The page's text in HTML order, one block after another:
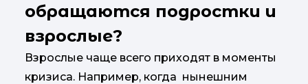
обращаются подростки и
взрослые?
Взрослые чаще всего приходят в моменты
кризиса. Например, когда нынешним